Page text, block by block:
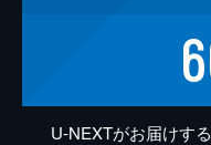
U-NEXTがお届けす